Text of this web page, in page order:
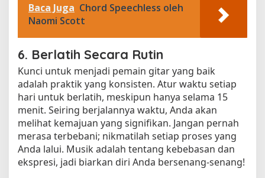
Baca Juga Chord Speechless oleh
Naomi Scott
6. Berlatih Secara Rutin
Kunci untuk menjadi pemain gitar yang baik
adalah praktik yang konsisten. Atur waktu setiap
hari untuk berlatih, meskipun hanya selama 15
menit. Seiring berjalannya waktu, Anda akan
melihat kemajuan yang signifikan. Jangan pernah
merasa terbebani; nikmatilah setiap proses yang
Anda lalui. Musik adalah tentang kebebasan dan
ekspresi, jadi biarkan diri Anda bersenang-senang!